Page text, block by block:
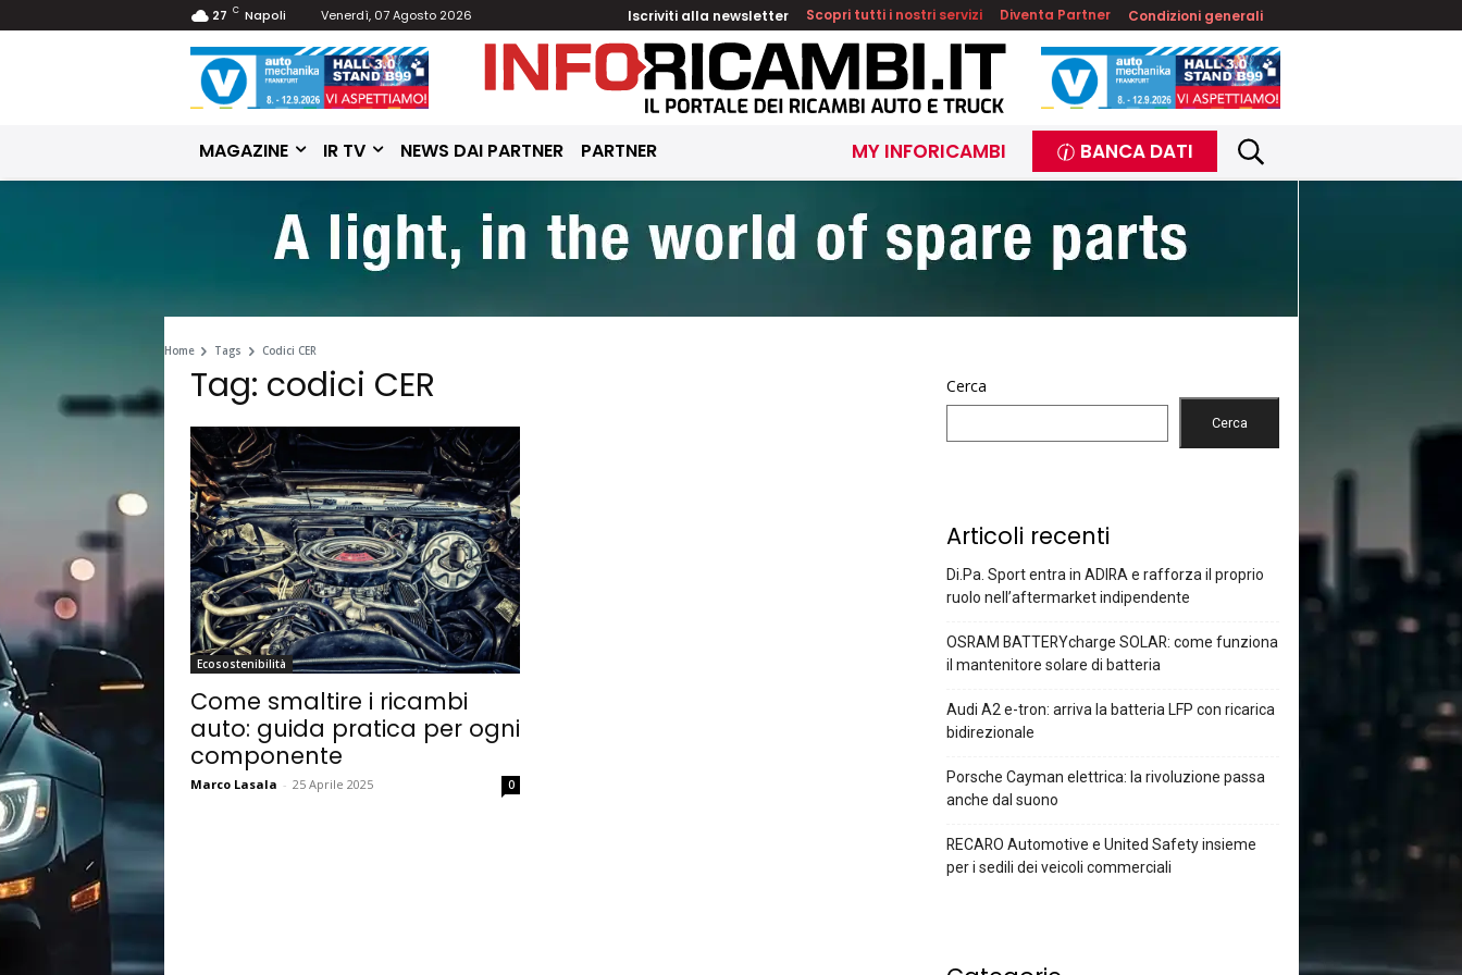
27 C Napoli Venerdì, 07 Agosto 2026 Iscriviti alla newsletter Scopri tutti i nostri servizi Diventa Partner Condizioni generali
MAGAZINE IR TV NEWS DAI PARTNER PARTNER MY INFORICAMBI BANCA DATI
Home Tags Codici CER
Tag: codici CER
Ecosostenibilità
Come smaltire i ricambi
auto: guida pratica per ogni
componente
Marco Lasala - 25 Aprile 2025 0
Cerca
Cerca
Articoli recenti
Di.Pa. Sport entra in ADIRA e rafforza il proprio
ruolo nell’aftermarket indipendente
OSRAM BATTERYcharge SOLAR: come funziona
il mantenitore solare di batteria
Audi A2 e-tron: arriva la batteria LFP con ricarica
bidirezionale
Porsche Cayman elettrica: la rivoluzione passa
anche dal suono
RECARO Automotive e United Safety insieme
per i sedili dei veicoli commerciali